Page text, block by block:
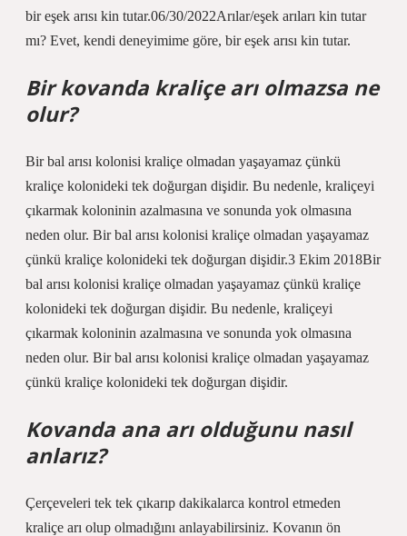
bir eşek arısı kin tutar.06/30/2022Arılar/eşek arıları kin tutar
mı? Evet, kendi deneyimime göre, bir eşek arısı kin tutar.
Bir kovanda kraliçe arı olmazsa ne
olur?
Bir bal arısı kolonisi kraliçe olmadan yaşayamaz çünkü
kraliçe kolonideki tek doğurgan dişidir. Bu nedenle, kraliçeyi
çıkarmak koloninin azalmasına ve sonunda yok olmasına
neden olur. Bir bal arısı kolonisi kraliçe olmadan yaşayamaz
çünkü kraliçe kolonideki tek doğurgan dişidir.3 Ekim 2018Bir
bal arısı kolonisi kraliçe olmadan yaşayamaz çünkü kraliçe
kolonideki tek doğurgan dişidir. Bu nedenle, kraliçeyi
çıkarmak koloninin azalmasına ve sonunda yok olmasına
neden olur. Bir bal arısı kolonisi kraliçe olmadan yaşayamaz
çünkü kraliçe kolonideki tek doğurgan dişidir.
Kovanda ana arı olduğunu nasıl
anlarız?
Çerçeveleri tek tek çıkarıp dakikalarca kontrol etmeden
kraliçe arı olup olmadığını anlayabilirsiniz. Kovanın ön